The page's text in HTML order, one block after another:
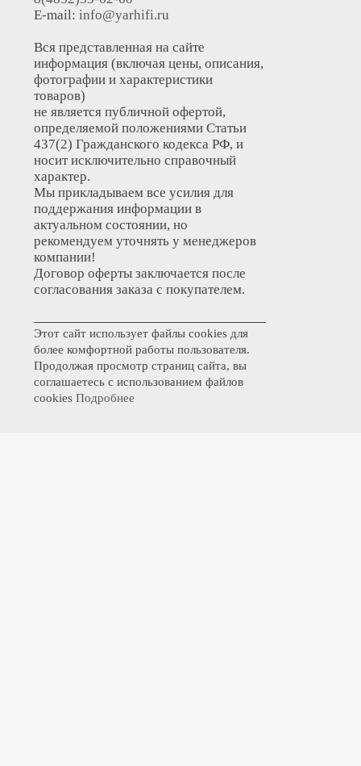
E-mail: info@yarhifi.ru
Вся представленная на сайте
информация (включая цены, описания,
фотографии и характеристики
товаров)
не является публичной офертой,
определяемой положениями Статьи
437(2) Гражданского кодекса РФ, и
носит исключительно справочный
характер.
Мы прикладываем все усилия для
поддержания информации в
актуальном состоянии, но
рекомендуем уточнять у менеджеров
компании!
Договор оферты заключается после
согласования заказа с покупателем.
Этот сайт использует файлы cookies для
более комфортной работы пользователя.
Продолжая просмотр страниц сайта, вы
соглашаетесь с использованием файлов
cookies Подробнее